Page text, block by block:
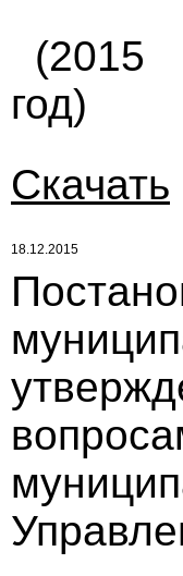
(2015
год)
Скачать
18.12.2015